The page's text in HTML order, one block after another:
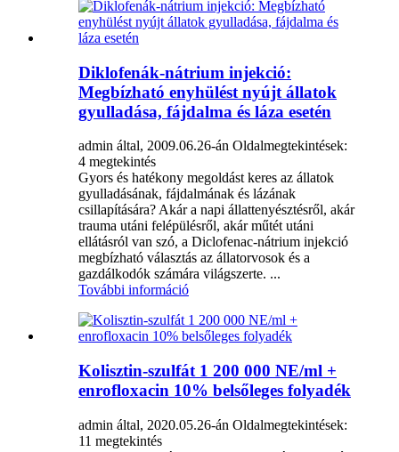
Diklofenák-nátrium injekció:
Megbízható enyhülést nyújt állatok
gyulladása, fájdalma és láza esetén
admin által, 2009.06.26-án Oldalmegtekintések:
4 megtekintés
Gyors és hatékony megoldást keres az állatok
gyulladásának, fájdalmának és lázának
csillapítására? Akár a napi állattenyésztésről, akár
trauma utáni felépülésről, akár műtét utáni
ellátásról van szó, a Diclofenac-nátrium injekció
megbízható választás az állatorvosok és a
gazdálkodók számára világszerte. ...
További információ
Kolisztin-szulfát 1 200 000 NE/ml +
enrofloxacin 10% belsőleges folyadék
admin által, 2020.05.26-án Oldalmegtekintések:
11 megtekintés